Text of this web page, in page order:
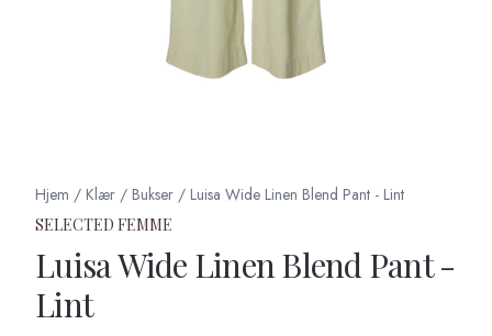
Hjem / Klær / Bukser / Luisa Wide Linen Blend Pant - Lint
SELECTED FEMME
Luisa Wide Linen Blend Pant -
Lint